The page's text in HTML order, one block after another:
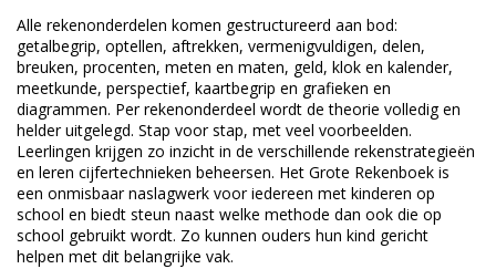
Alle rekenonderdelen komen gestructureerd aan bod:
getalbegrip, optellen, aftrekken, vermenigvuldigen, delen,
breuken, procenten, meten en maten, geld, klok en kalender,
meetkunde, perspectief, kaartbegrip en grafieken en
diagrammen. Per rekenonderdeel wordt de theorie volledig en
helder uitgelegd. Stap voor stap, met veel voorbeelden.
Leerlingen krijgen zo inzicht in de verschillende rekenstrategieën
en leren cijfertechnieken beheersen. Het Grote Rekenboek is
een onmisbaar naslagwerk voor iedereen met kinderen op
school en biedt steun naast welke methode dan ook die op
school gebruikt wordt. Zo kunnen ouders hun kind gericht
helpen met dit belangrijke vak.